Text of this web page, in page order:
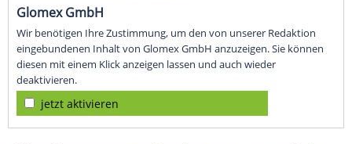
Glomex GmbH
Wir benötigen Ihre Zustimmung, um den von unserer Redaktion
eingebundenen Inhalt von Glomex GmbH anzuzeigen. Sie können
diesen mit einem Klick anzeigen lassen und auch wieder
deaktivieren.
jetzt aktivieren